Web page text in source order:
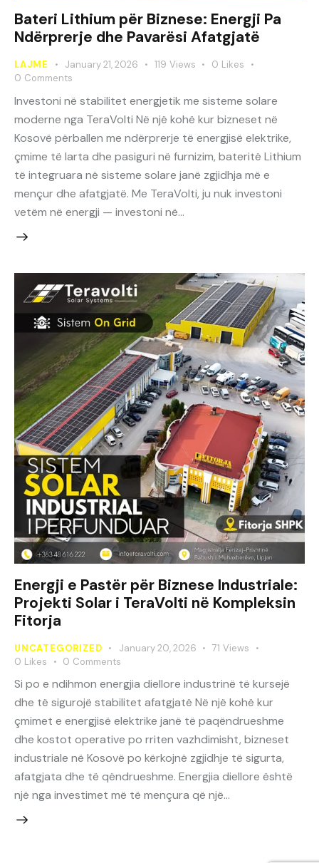
Bateri Lithium për Biznese: Energji Pa
Ndërprerje dhe Pavarësi Afatgjatë
LAJME January 21, 2026 119 Views 0 Likes
0 Comments
Investoni në stabilitet energjetik me sisteme solare
moderne nga TeraVolti Në një kohë kur bizneset në
Kosovë përballen me ndërprerje të energjisë elektrike,
çmime të larta dhe pasiguri në furnizim, bateritë Lithium
të integruara në sisteme solare janë zgjidhja më e
mençur dhe afatgjatë. Me TeraVolti, ju nuk investoni
vetëm në energji — investoni në…
Energji e Pastër për Biznese Industriale:
Projekti Solar i TeraVolti në Kompleksin
Fitorja
UNCATEGORIZED January 20, 2026 71 Views
0 Likes 0 Comments
Si po e ndihmon energjia diellore industrinë të kursejë
dhe të sigurojë stabilitet afatgjatë Në një kohë kur
çmimet e energjisë elektrike janë të paqëndrueshme
dhe kostot operative po rriten vazhdimisht, bizneset
industriale në Kosovë po kërkojnë zgjidhje të sigurta,
afatgjata dhe të qëndrueshme. Energjia diellore është
një nga investimet më të mençura që një…